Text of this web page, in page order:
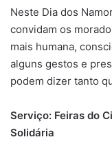
Neste Dia dos
convidam os
mais humana,
alguns gestos e
podem dizer tanto
Serviço: Feiras do
Solidária